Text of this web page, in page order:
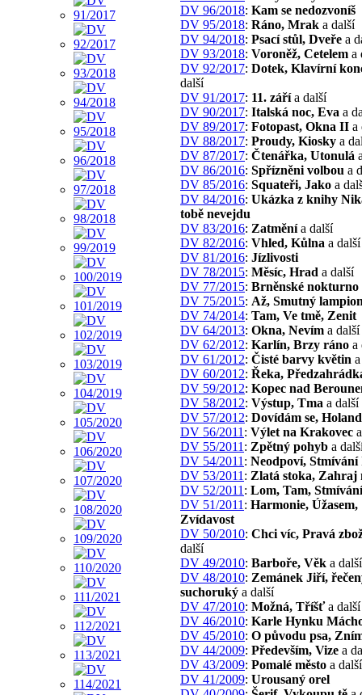
DV 96/2018: Kam se nedozvoníš
DV 95/2018: Ráno, Mrak a další
DV 94/2018: Psací stůl, Dveře a
DV 93/2018: Voroněž, Cetelem a
DV 92/2017: Dotek, Klavírní
další
DV 91/2017: 11. zářía další
DV 90/2017: Italská noc, Eva a
DV 89/2017: Fotopast, Okna II a
DV 88/2017: Proudy, Kiosky a
DV 87/2017: Čtenářka, Utonulá
DV 86/2016: Spřízněni volbou a
DV 85/2016: Squateři, Jako a
DV 84/2016: Ukázka z knihy
tobě nevejdu
DV 83/2016: Zatměnía další
DV 82/2016: Vhled, Kůlna a další
DV 81/2016: Jízlivosti
DV 78/2015: Měsíc, Hrad a další
DV 77/2015: Brněnské nokturno
DV 75/2015: Až, Smutný
DV 74/2014: Tam, Ve tmě, Zenit
DV 64/2013: Okna, Nevím a další
DV 62/2012: Karlín, Brzy ráno a
DV 61/2012: Čisté barvy květin
DV 60/2012: Řeka,
DV 59/2012: Kopec nad
DV 58/2012: Výstup, Tma a další
DV 57/2012: Dovídám se,
DV 56/2011 : Výlet na Krakovec
DV 55/2011 : Zpětný pohyb a
DV 54/2011 : Neodpoví,
DV 53/2011 : Zlatá stoka, Zahraj
DV 52/2011 : Lom, Tam, Stmívání
DV 51/2011 : Harmonie, Úžasem,
Zvídavost
DV 50/2010: Chci víc, Pravá
další
DV 49/2010: Barboře, Věk a další
DV 48/2010: Zemánek Jiří,
suchoruký a další
DV 47/2010: Možná, Tříšťa další
DV 46/2010: Karle Hynku
DV 45/2010: O původu psa,
DV 44/2009: Především, Vize a
DV 43/2009: Pomalé město a další
DV 41/2009: Urousaný orel